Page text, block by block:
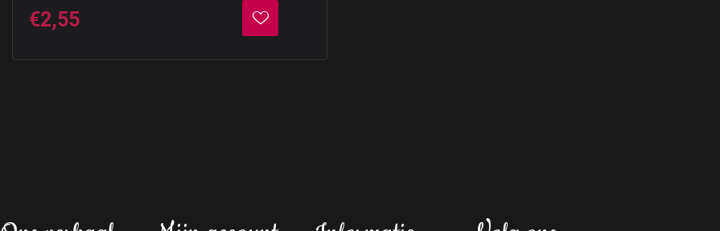
€2,55